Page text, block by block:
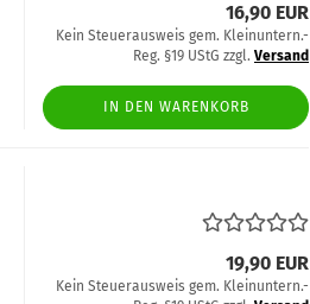
16,90 EUR
Kein Steuerausweis gem. Kleinuntern.-
Reg. §19 UStG zzgl. Versand
IN DEN WARENKORB
19,90 EUR
Kein Steuerausweis gem. Kleinuntern.-